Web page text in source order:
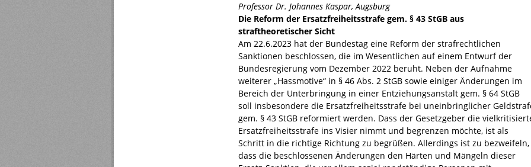
Professor Dr. Johannes Kaspar, Augsburg
Die Reform der Ersatzfreiheitsstrafe gem. § 43 StGB aus
straftheoretischer Sicht
Am 22.6.2023 hat der Bundestag eine Reform der strafrechtlichen
Sanktionen beschlossen, die im Wesentlichen auf einem Entwurf der
Bundesregierung vom Dezember 2022 beruht. Neben der Aufnahme
weiterer „Hassmotive“ in § 46 Abs. 2 StGB sowie einiger Änderungen im
Bereich der Unterbringung in einer Entziehungsanstalt gem. § 64 StGB
soll insbesondere die Ersatzfreiheitsstrafe bei uneinbringlicher
gem. § 43 StGB reformiert werden. Dass der Gesetzgeber die
Ersatzfreiheitsstrafe ins Visier nimmt und begrenzen möchte, ist als
Schritt in die richtige Richtung zu begrüßen. Allerdings ist zu bezweifeln,
dass die beschlossenen Änderungen den Härten und Mängeln dieser